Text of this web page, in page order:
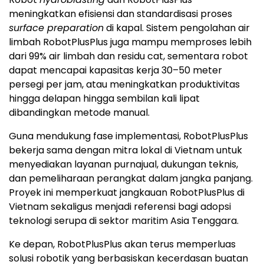
meningkatkan efisiensi dan standardisasi proses
surface preparationdi kapal. Sistem pengolahan air
limbah RobotPlusPlus juga mampu memproses lebih
dari 99% air limbah dan residu cat, sementara robot
dapat mencapai kapasitas kerja 30–50 meter
persegi per jam, atau meningkatkan produktivitas
hingga delapan hingga sembilan kali lipat
dibandingkan metode manual.
Guna mendukung fase implementasi, RobotPlusPlus
bekerja sama dengan mitra lokal di Vietnam untuk
menyediakan layanan purnajual, dukungan teknis,
dan pemeliharaan perangkat dalam jangka panjang.
Proyek ini memperkuat jangkauan RobotPlusPlus di
Vietnam sekaligus menjadi referensi bagi adopsi
teknologi serupa di sektor maritim Asia Tenggara.
Ke depan, RobotPlusPlus akan terus memperluas
solusi robotik yang berbasiskan kecerdasan buatan